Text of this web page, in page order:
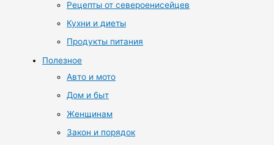
Рецепты от североенисейцев
Кухни и диеты
Продукты питания
Полезное
Авто и мото
Дом и быт
Женщинам
Закон и порядок